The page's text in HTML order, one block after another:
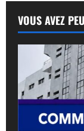
VOUS AVEZ